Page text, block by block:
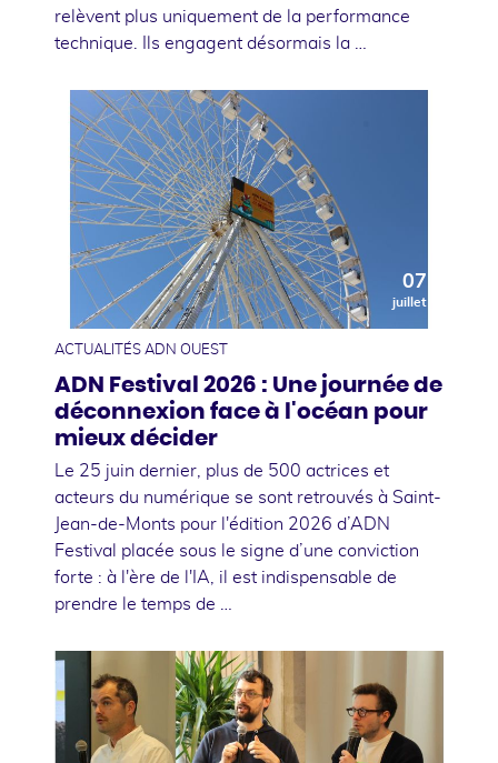
relèvent plus uniquement de la performance
technique. Ils engagent désormais la …
07
juillet
ACTUALITÉS ADN OUEST
ADN Festival 2026 : Une journée de
déconnexion face à l'océan pour
mieux décider
Le 25 juin dernier, plus de 500 actrices et
acteurs du numérique se sont retrouvés à Saint-
Jean-de-Monts pour l'édition 2026 d’ADN
Festival placée sous le signe d’une conviction
forte : à l'ère de l'IA, il est indispensable de
prendre le temps de …